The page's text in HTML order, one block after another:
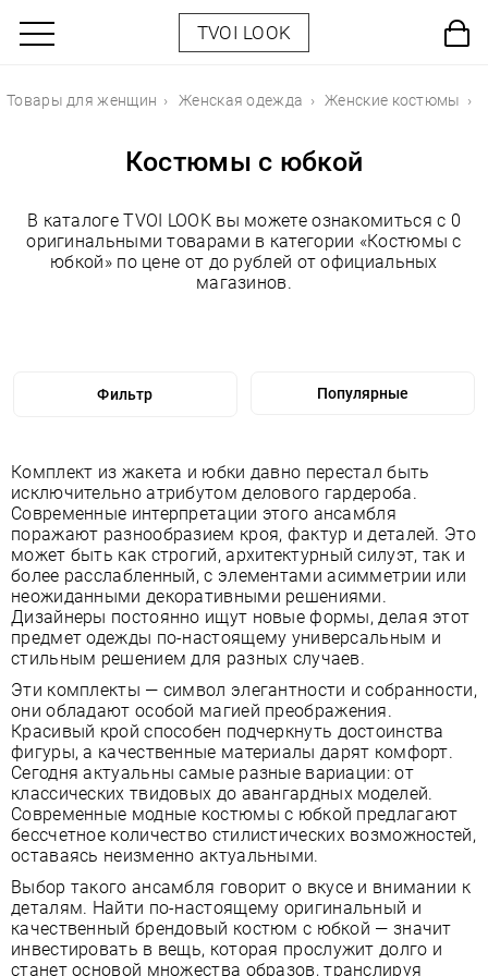
TVOI LOOK
Товары для женщин Женская одежда Женские костюмы
Костюмы с юбкой
В каталоге TVOI LOOK вы можете ознакомиться с 0
оригинальными товарами в категории «Костюмы с
юбкой» по цене от до рублей от официальных
магазинов.
Фильтр
Комплект из жакета и юбки давно перестал быть
исключительно атрибутом делового гардероба.
Современные интерпретации этого ансамбля
поражают разнообразием кроя, фактур и деталей. Это
может быть как строгий, архитектурный силуэт, так и
более расслабленный, с элементами асимметрии или
неожиданными декоративными решениями.
Дизайнеры постоянно ищут новые формы, делая этот
предмет одежды по-настоящему универсальным и
стильным решением для разных случаев.
Эти комплекты — символ элегантности и собранности,
они обладают особой магией преображения.
Красивый крой способен подчеркнуть достоинства
фигуры, а качественные материалы дарят комфорт.
Сегодня актуальны самые разные вариации: от
классических твидовых до авангардных моделей.
Современные модные костюмы с юбкой предлагают
бессчетное количество стилистических возможностей,
оставаясь неизменно актуальными.
Выбор такого ансамбля говорит о вкусе и внимании к
деталям. Найти по-настоящему оригинальный и
качественный брендовый костюм с юбкой — значит
инвестировать в вещь, которая прослужит долго и
станет основой множества образов, транслируя